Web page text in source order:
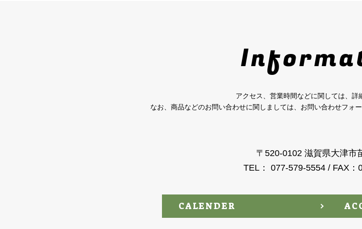
アクセス、営業時間などに関しては、詳
なお、商品などのお問い合わせに関しましては、お問い合わせフォ
〒520-0102 滋賀県大津市
TEL： 077-579-5554 / FAX：
CALENDER